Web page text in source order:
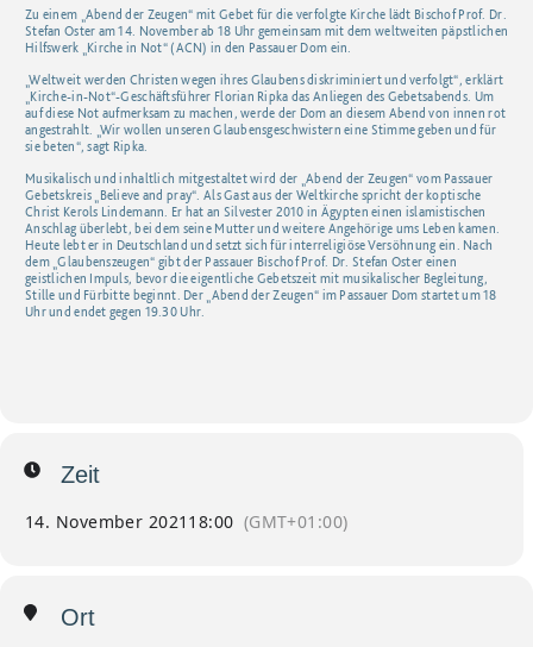
Zu einem „Abend der Zeugen“ mit Gebet für die verfolgte Kirche lädt Bischof Prof. Dr.
Stefan Oster am 14. November ab 18 Uhr gemeinsam mit dem weltweiten päpstlichen
Hilfswerk „Kirche in Not“ (ACN) in den Passauer Dom ein.
„Weltweit werden Christen wegen ihres Glaubens diskriminiert und verfolgt“, erklärt
„Kirche-in-Not“-Geschäftsführer Florian Ripka das Anliegen des Gebetsabends. Um
auf diese Not aufmerksam zu machen, werde der Dom an diesem Abend von innen rot
angestrahlt. „Wir wollen unseren Glaubensgeschwistern eine Stimme geben und für
sie beten“, sagt Ripka.
Musikalisch und inhaltlich mitgestaltet wird der „Abend der Zeugen“ vom Passauer
Gebetskreis „Believe and pray“. Als Gast aus der Weltkirche spricht der koptische
Christ Kerols Lindemann. Er hat an Silvester 2010 in Ägypten einen islamistischen
Anschlag überlebt, bei dem seine Mutter und weitere Angehörige ums Leben kamen.
Heute lebt er in Deutschland und setzt sich für interreligiöse Versöhnung ein. Nach
dem „Glaubenszeugen“ gibt der Passauer Bischof Prof. Dr. Stefan Oster einen
geistlichen Impuls, bevor die eigentliche Gebetszeit mit musikalischer Begleitung,
Stille und Fürbitte beginnt. Der „Abend der Zeugen“ im Passauer Dom startet um 18
Uhr und endet gegen 19.30 Uhr.
Zeit
14. November 2021 18:00 (GMT+01:00)
Ort